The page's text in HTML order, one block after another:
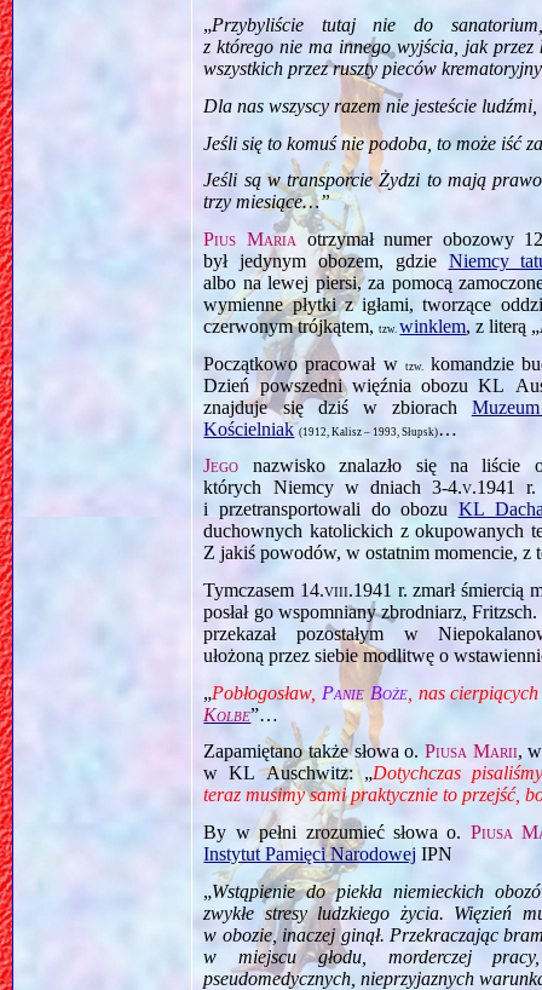
„Przybyliście tutaj nie do
z którego nie ma innego wyjścia, jak
wszystkich przez ruszty pieców
Dla nas wszyscy razem nie jesteście
Jeśli się to komuś nie podoba, to może iść
Jeśli są w transporcie Żydzi to mają
trzy miesiące…”
Pius Maria otrzymał numer obozowy
był jedynym obozem, gdzie Niemcy
albo na lewej piersi, za pomocą
wymienne płytki z igłami, tworzące
czerwonym trójkątem,tzw. winklem, z literą „
Początkowo pracował w tzw.
komandzie
Dzień powszedni więźnia obozu KL
znajduje się dziś w zbiorach
Kościelniak (1912, Kalisz – 1993, Słupsk)…
Jego nazwisko znalazło się na
których Niemcy w dniach3‑4.v.1941
r.
i przetransportowali do obozu KL
duchownych katolickich z okupowanych
Z jakiś powodów, w ostatnim momencie, z
Tymczasem 14.viii.1941 r. zmarł śmiercią
posłał go wspomniany zbrodniarz,
przekazał pozostałym w
ułożoną przez siebie modlitwę o
„Pobłogosław, Panie Boże, nas
Kolbe”…
Zapamiętano także słowa o. Piusa Marii,
w KL Auschwitz: „Dotychczas
teraz musimy sami praktycznie to przejść,
By w pełni zrozumieć słowa o. Piusa
Instytut Pamięci Narodowej IPN
„Wstąpienie do piekła niemieckich
zwykłe stresy ludzkiego życia. Więzień
w obozie, inaczej ginął. Przekraczając
w miejscu głodu, morderczej
pseudomedycznych, nieprzyjaznych